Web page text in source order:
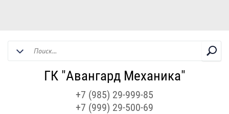
ГК "Авангард Механика"
+7 (985) 29-999-85
+7 (999) 29-500-69